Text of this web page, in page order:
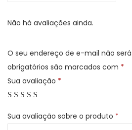
Não há avaliações ainda.
O seu endereço de e-mail não
obrigatórios são marcados com *
Sua avaliação *
Sua avaliação sobre o produto *